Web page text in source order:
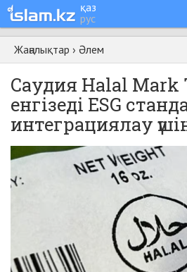
қаз
рус
Жаңалықтар › Әлем
Cаудия Halal Mark
енгізеді ESG
интеграциялау